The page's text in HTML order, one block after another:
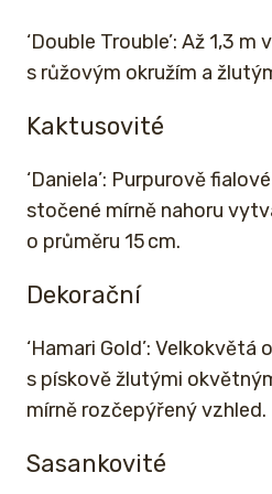
‘Double Trouble’: Až 1,3
s růžovým okružím a
Kaktusovité
‘Daniela’: Purpurově
stočené mírně nahoru
o průměru 15 cm.
Dekorační
‘Hamari Gold’: Velkokvětá
s pískově žlutými
mírně rozčepýřený vzhled.
Sasankovité